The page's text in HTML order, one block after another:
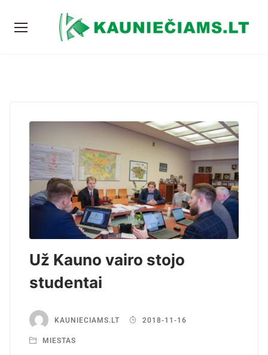
Už Kauno vairo stojo
studentai
KAUNIECIAMS.LT 2018-11-16
MIESTAS